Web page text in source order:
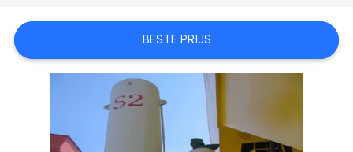
PRIVACYBELEIDBESTE PRIJS